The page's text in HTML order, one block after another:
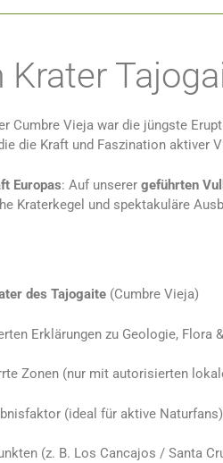
Cumbre Vieja war die jüngste
die Kraft und Faszination aktiver
Europas: Auf unserer geführten
Kraterkegel und spektakuläre
des Tajogaite (Cumbre Vieja)
Erklärungen zu Geologie, Flora
Zonen (nur mit autorisierten
(ideal für aktive Naturfans)
(z. B. Los Cancajos / Santa